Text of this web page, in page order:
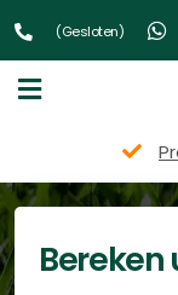
(Gesloten)
Bereken